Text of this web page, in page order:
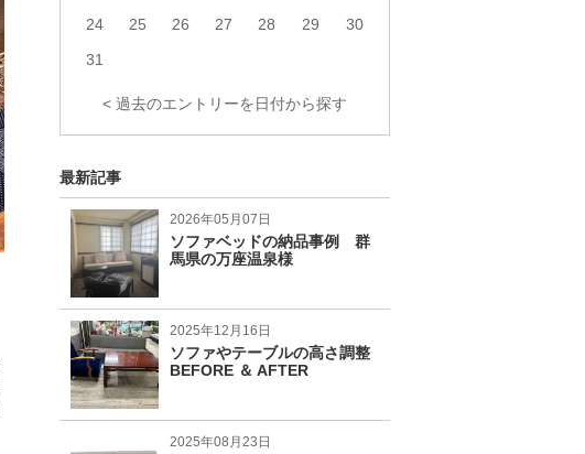
24
25 26 27 28 29
30
31
< 過去のエントリーを日付から探す
最新記事
2026年05月07日
ソファベッドの納品事例 群
馬県の万座温泉様
2025年12月16日
ソファやテーブルの高さ調整
BEFORE ＆ AFTER
2025年08月23日